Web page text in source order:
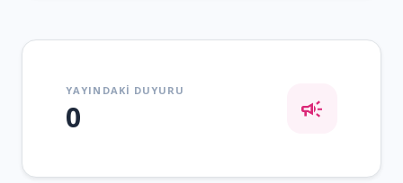
YAYINDAKI DUYURU
0 campaign